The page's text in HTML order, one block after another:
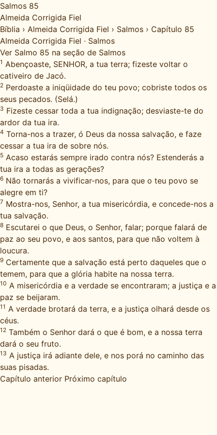
Salmos 85
Almeida Corrigida Fiel
Bíblia › Almeida Corrigida Fiel › Salmos › Capítulo 85
Almeida Corrigida Fiel · Salmos
Ver Salmo 85 na seção de Salmos
1 Abençoaste, SENHOR, a tua terra; fizeste voltar o
cativeiro de Jacó.
2 Perdoaste a iniqüidade do teu povo; cobriste todos os
seus pecados. (Selá.)
3 Fizeste cessar toda a tua indignação; desviaste-te do
ardor da tua ira.
4 Torna-nos a trazer, ó Deus da nossa salvação, e faze
cessar a tua ira de sobre nós.
5 Acaso estarás sempre irado contra nós? Estenderás a
tua ira a todas as gerações?
6 Não tornarás a vivificar-nos, para que o teu povo se
alegre em ti?
7 Mostra-nos, Senhor, a tua misericórdia, e concede-nos a
tua salvação.
8 Escutarei o que Deus, o Senhor, falar; porque falará de
paz ao seu povo, e aos santos, para que não voltem à
loucura.
9 Certamente que a salvação está perto daqueles que o
temem, para que a glória habite na nossa terra.
10 A misericórdia e a verdade se encontraram; a justiça e a
paz se beijaram.
11 A verdade brotará da terra, e a justiça olhará desde os
céus.
12 Também o Senhor dará o que é bom, e a nossa terra
dará o seu fruto.
13 A justiça irá adiante dele, e nos porá no caminho das
suas pisadas.
Capítulo anterior Próximo capítulo